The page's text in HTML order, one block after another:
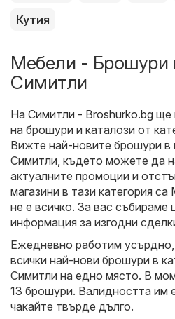
Кутия
Мебели - Брошури
Симитли
На Симитли - Broshurko.bg ще
на брошури и каталози от
Вижте най-новите брошури в
Симитли, където можете да
актуалните промоции и
магазини в тази категория са
не е всичко. За вас събираме
информация за изгодни
Ежедневно работим
всички най-нови брошури в
Симитли на едно място. В
13 брошури. Валидността им
чакайте твърде дълго.